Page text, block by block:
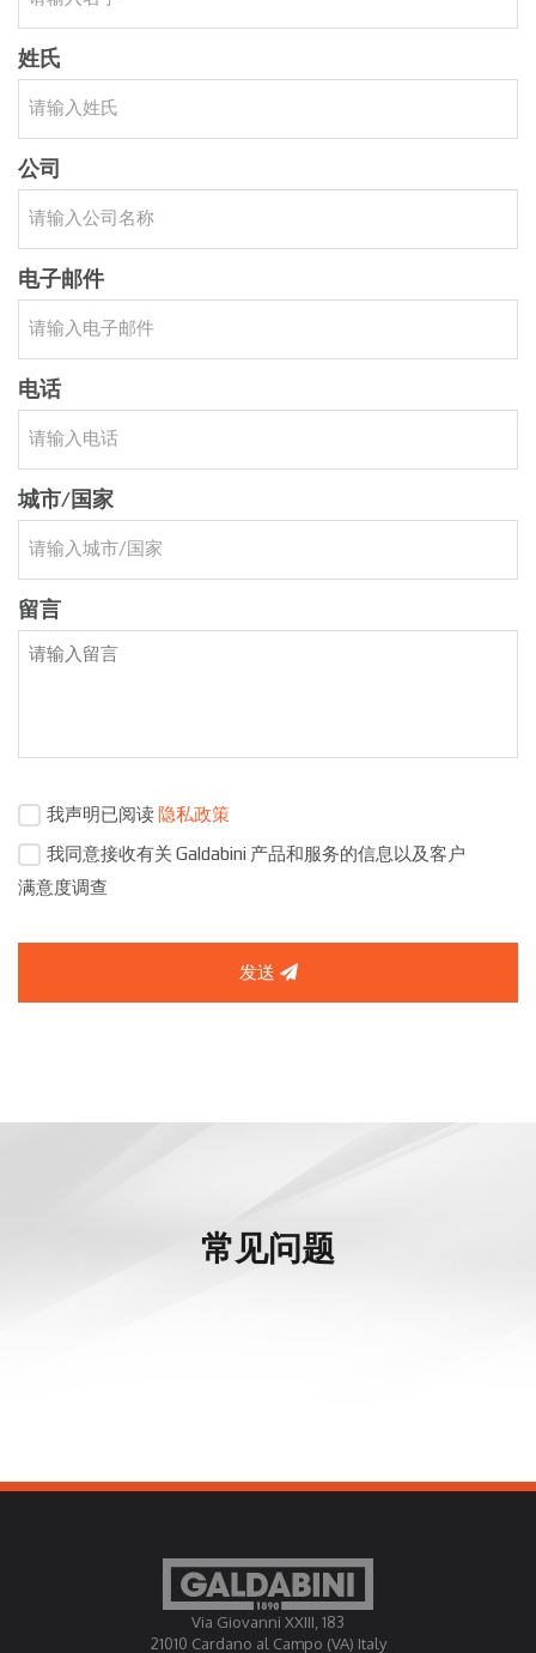
姓氏
公司
电子邮件
电话
城市/国家
留言
我声明已阅读 隐私政策
我同意接收有关 Galdabini 产品和服务的信息以及客户
满意度调查
发送
常见问题
Via Giovanni XXIII, 183
21010 Cardano al Campo (VA) Italy